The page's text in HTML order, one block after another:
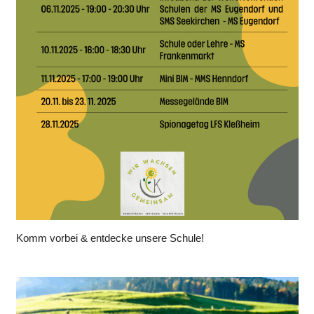
Komm vorbei & entdecke unsere Schule!